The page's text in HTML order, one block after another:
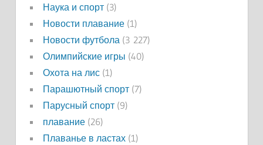
Наука и спорт(3)
Новости плавание(1)
Новости футбола(3 227)
Олимпийские игры (40)
Охота на лис(1)
Парашютный спорт(7)
Парусный спорт(9)
плавание(26)
Плаванье в ластах(1)